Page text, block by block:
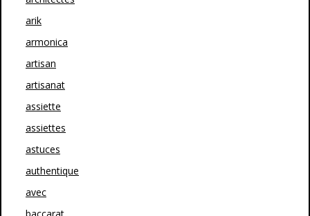
arik
armonica
artisan
artisanat
assiette
assiettes
astuces
authentique
avec